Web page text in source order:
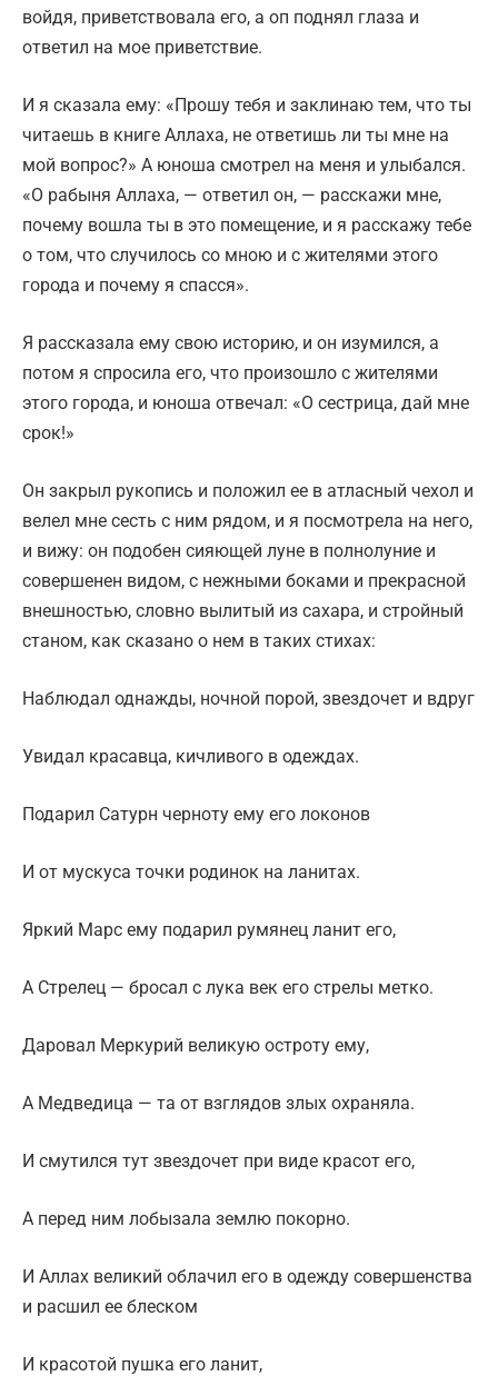
войдя, приветствовала его, а оп поднял глаза и
ответил на мое приветствие.
И я сказала ему: «Прошу тебя и заклинаю тем, что ты
читаешь в книге Аллаха, не ответишь ли ты мне на
мой вопрос?» А юноша смотрел на меня и улыбался.
«О рабыня Аллаха, — ответил он, — расскажи мне,
почему вошла ты в это помещение, и я расскажу тебе
о том, что случилось со мною и с жителями этого
города и почему я спасся».
Я рассказала ему свою историю, и он изумился, а
потом я спросила его, что произошло с жителями
этого города, и юноша отвечал: «О сестрица, дай мне
срок!»
Он закрыл рукопись и положил ее в атласный чехол и
велел мне сесть с ним рядом, и я посмотрела на него,
и вижу: он подобен сияющей луне в полнолуние и
совершенен видом, с нежными боками и прекрасной
внешностью, словно вылитый из сахара, и стройный
станом, как сказано о нем в таких стихах:
Наблюдал однажды, ночной порой, звездочет и вдруг
Увидал красавца, кичливого в одеждах.
Подарил Сатурн черноту ему его локонов
И от мускуса точки родинок на ланитах.
Яркий Марс ему подарил румянец ланит его,
А Стрелец — бросал с лука век его стрелы метко.
Даровал Меркурий великую остроту ему,
А Медведица — та от взглядов злых охраняла.
И смутился тут звездочет при виде красот его,
А перед ним лобызала землю покорно.
И Аллах великий облачил его в одежду совершенства
и расшил ее блеском
И красотой пушка его ланит,